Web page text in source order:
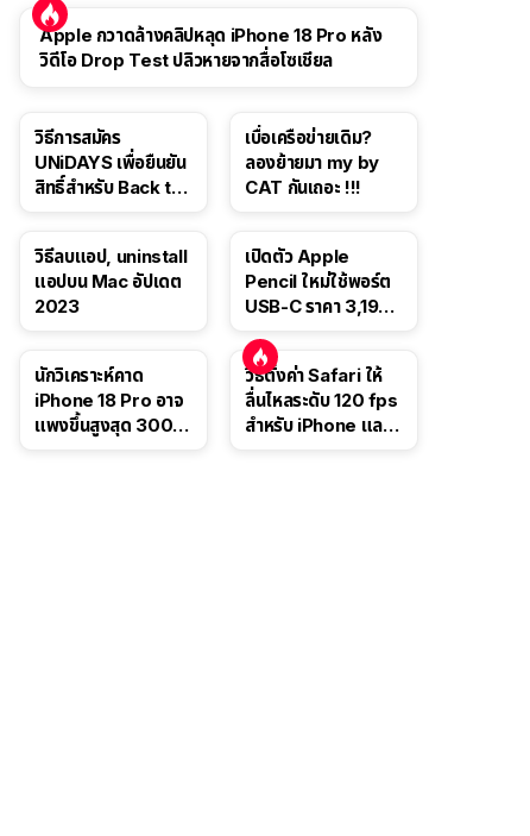
Apple กวาดล้างคลิปหลุด iPhone 18 Pro หลัง
วิดีโอ Drop Test ปลิวหายจากสื่อโซเชียล
วิธีการสมัคร
UNiDAYS เพื่อยืนยัน
สิทธิ์สำหรับ Back to
เบื่อเครือข่ายเดิม?
ลองย้ายมา my by
CAT กันเถอะ !!!
วิธีลบแอป, uninstall
แอปบน Mac อัปเดต
2023
เปิดตัว Apple
Pencil ใหม่ใช้พอร์ต
USB-C ราคา 3,190
นี้
นักวิเคราะห์คาด
iPhone 18 Pro อาจ
แพงขึ้นสูงสุด 300
วิธีตั้งค่า Safari ให้
ลื่นไหลระดับ 120 fps
สำหรับ iPhone และ